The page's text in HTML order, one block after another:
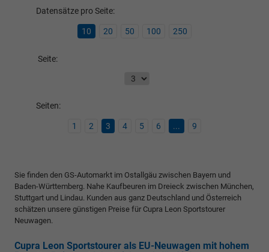
Datensätze pro Seite:
10 20 50 100 250
Seite:
Seiten:
1 2 3 4 5 6 ... 9
Sie finden den GS-Automarkt im Ostallgäu zwischen Bayern und
Baden-Württemberg. Nahe Kaufbeuren im Dreieck zwischen München,
Stuttgart und Lindau. Kunden aus ganz Deutschland und Österreich
schätzen unsere günstigen Preise für Cupra Leon Sportstourer
Neuwagen.
Cupra Leon Sportstourer als EU-Neuwagen mit hohem